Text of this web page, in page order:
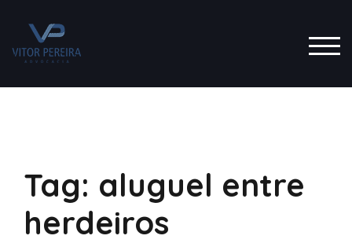
Tag: aluguel entre
herdeiros